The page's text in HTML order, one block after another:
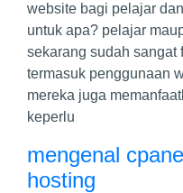
website bagi pelajar
untuk apa? pelajar
sekarang sudah sangat
termasuk penggunaan
mereka juga
keperlu
mengenal
hosting